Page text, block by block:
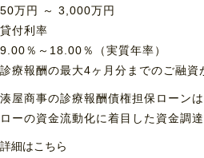
50万円 ～ 3,000万円
貸付利率
9.00％～18.00％（実質年率）
診療報酬の最大4ヶ月分までのご融資
湊屋商事の診療報酬債権担保ローン
ローの資金流動化に着目した資金調達
詳細はこちら